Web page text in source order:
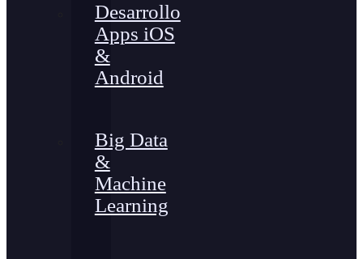
Desarrollo
Apps iOS
&
Android
Big Data
&
Machine
Learning